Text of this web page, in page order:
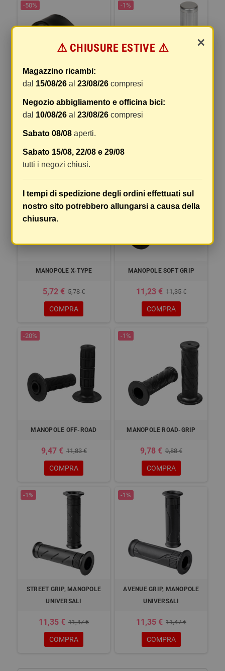
-50%
CRUISING, LEVA RIPOSA
POLSO PER ACCELERATORE
2,68 € 5,37 €
COMPRA
-1%
TATOO, MANOPOLE IN
GOMMA E ALLUMINIO
MANOPOLE X-TYPE
5,72 € 5,78 €
COMPRA
MANOPOLE SOFT GRIP
11,23 € 11,35 €
COMPRA
-20%
MANOPOLE OFF-ROAD
9,47 € 11,83 €
COMPRA
-1%
MANOPOLE ROAD-GRIP
9,78 € 9,88 €
COMPRA
-1%
STREET GRIP, MANOPOLE
UNIVERSALI
11,35 € 11,47 €
COMPRA
-1%
AVENUE GRIP, MANOPOLE
UNIVERSALI
11,35 € 11,47 €
COMPRA
×
⚠️ CHIUSURE ESTIVE ⚠️
Magazzino ricambi:
dal 15/08/26 al23/08/26 compresi
Negozio abbigliamento e officina bici:
dal 10/08/26 al23/08/26 compresi
Sabato 08/08 aperti.
Sabato 15/08, 22/08 e 29/08
tutti i negozi chiusi.
I tempi di spedizione degli ordini effettuati sul
nostro sito potrebbero allungarsi a causa della
chiusura.